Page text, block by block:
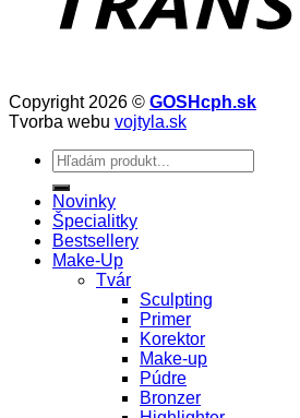
Copyright 2026 © GOSHcph.sk
Tvorba webu vojtyla.sk
Hľadať:
Novinky
Špecialitky
Bestsellery
Make-Up
Tvár
Sculpting
Primer
Korektor
Make-up
Púdre
Bronzer